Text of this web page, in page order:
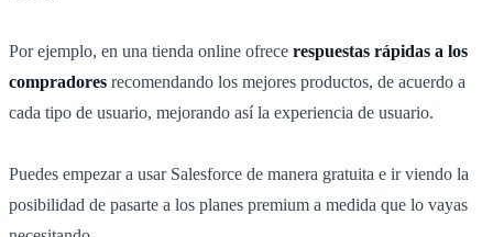
Por ejemplo, en una tienda online ofrece respuestas rápidas a los
compradores recomendando los mejores productos, de acuerdo a
cada tipo de usuario, mejorando así la experiencia de usuario.
Puedes empezar a usar Salesforce de manera gratuita e ir viendo la
posibilidad de pasarte a los planes premium a medida que lo vayas